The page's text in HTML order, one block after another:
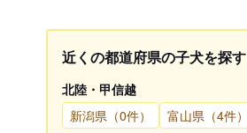
近くの都道府県の子犬を探す
北陸・甲信越
新潟県（0件）
富山県（4件）